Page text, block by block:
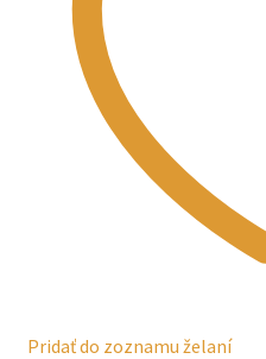
Pridať do zoznamu želaní